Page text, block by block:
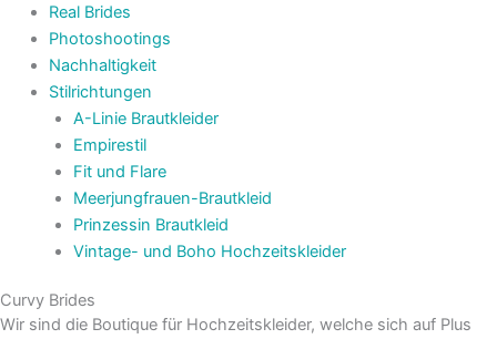
Real Brides
Photoshootings
Nachhaltigkeit
Stilrichtungen
A-Linie Brautkleider
Empirestil
Fit und Flare
Meerjungfrauen-Brautkleid
Prinzessin Brautkleid
Vintage- und Boho Hochzeitskleider
Curvy Brides
Wir sind die Boutique für Hochzeitskleider, welche sich auf Plus